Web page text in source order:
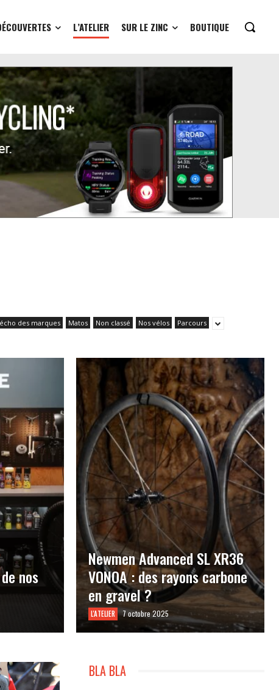
L’ATELIER SUR LE ZINC BOUTIQUE
des marques Matos Non classé Nos vélos Parcours
nos
Newmen Advanced SL XR36
VONOA : des rayons carbone
en gravel ?
L'ATELIER 7 octobre 2025
BLA BLA